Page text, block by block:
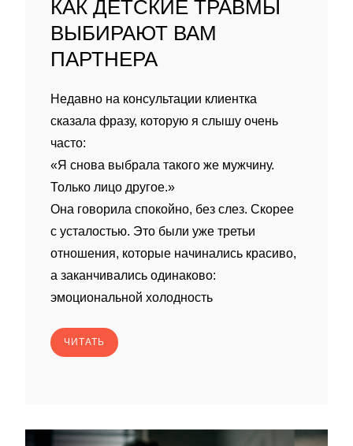
КАК ДЕТСКИЕ ТРАВМЫ
ВЫБИРАЮТ ВАМ
ПАРТНЕРА
Недавно на консультации клиентка
сказала фразу, которую я слышу очень
часто:
«Я снова выбрала такого же мужчину.
Только лицо другое.»
Она говорила спокойно, без слез. Скорее
с усталостью. Это были уже третьи
отношения, которые начинались красиво,
а заканчивались одинаково:
эмоциональной холодность
ЧИТАТЬ